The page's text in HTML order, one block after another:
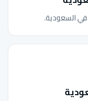
في السعودية.